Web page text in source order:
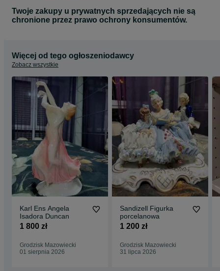
Twoje zakupy u prywatnych sprzedających nie są
chronione przez prawo ochrony konsumentów.
Więcej od tego ogłoszeniodawcy
Zobacz wszystkie
Karl Ens Angela
Isadora Duncan
1 800 zł
Grodzisk Mazowiecki
01 sierpnia 2026
Sandizell Figurka
porcelanowa
1 200 zł
Grodzisk Mazowiecki
31 lipca 2026